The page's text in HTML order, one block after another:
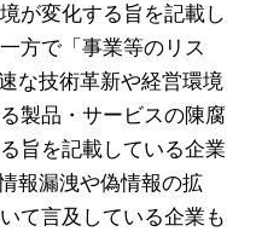
が変化する旨を記載し
方で「事業等のリス
な技術革新や経営環境
製品・サービスの陳腐
旨を記載している企業
報漏洩や偽情報の拡
て言及している企業も